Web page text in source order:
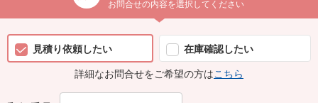
お問合せの内容を選択してください
見積り依頼したい
在庫確認したい
詳細なお問合せをご希望の方はこちら